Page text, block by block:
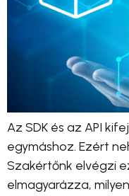
Az SDK és az API
egymáshoz. Ezért
Szakértőnk elvégzi
elmagyarázza,